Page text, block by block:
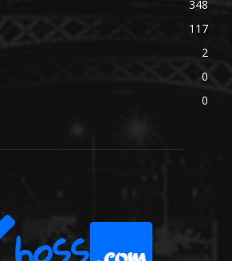
348
117
2
0
0